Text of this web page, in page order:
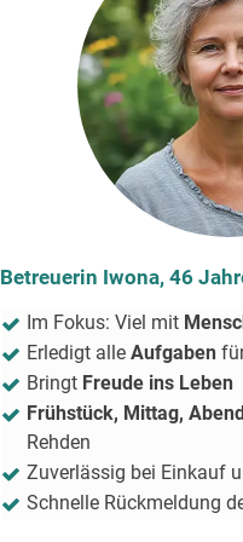
Betreuerin Iwona, 46
Im Fokus: Viel mit
Erledigt alle Aufgaben
Bringt Freude ins Leben
Frühstück, Mittag,
Rehden
Zuverlässig bei Einkauf
Schnelle Rückmeldung